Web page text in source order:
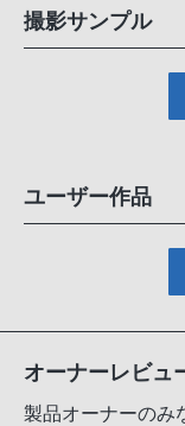
撮影サンプル
ユーザー作品
オーナーレビュ
製品オーナーのみ